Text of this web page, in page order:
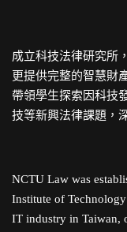
成立科技法律研究所
更提供完整的智慧財
帶領學生探索因科技
技等新興法律課題，
NCTU Law was
Institute of
IT industry in Taiwan,